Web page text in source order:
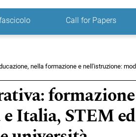
Call for Papers
nella formazione e nell'istruzione:
Italia, STEM